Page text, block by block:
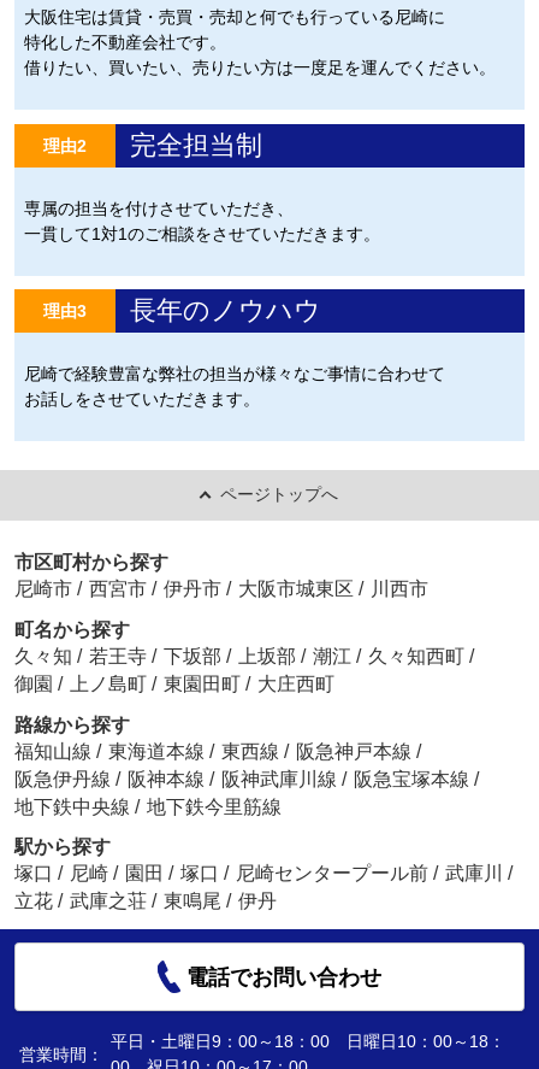
大阪住宅は賃貸・売買・売却と何でも行っている尼崎に
特化した不動産会社です。
借りたい、買いたい、売りたい方は一度足を運んでください。
理由2 完全担当制
専属の担当を付けさせていただき、
一貫して1対1のご相談をさせていただきます。
理由3 長年のノウハウ
尼崎で経験豊富な弊社の担当が様々なご事情に合わせて
お話しをさせていただきます。
ページトップへ
市区町村から探す
尼崎市 / 西宮市 / 伊丹市 / 大阪市城東区 / 川西市
町名から探す
久々知 / 若王寺 / 下坂部 / 上坂部 / 潮江 / 久々知西町 /
御園 / 上ノ島町 / 東園田町 / 大庄西町
路線から探す
福知山線 / 東海道本線 / 東西線 / 阪急神戸本線 /
阪急伊丹線 / 阪神本線 / 阪神武庫川線 / 阪急宝塚本線 /
地下鉄中央線 / 地下鉄今里筋線
駅から探す
塚口 / 尼崎 / 園田 / 塚口 / 尼崎センタープール前 / 武庫川 /
立花 / 武庫之荘 / 東鳴尾 / 伊丹
電話でお問い合わせ
営業時間：
平日・土曜日9：00～18：00 日曜日10：00～18：